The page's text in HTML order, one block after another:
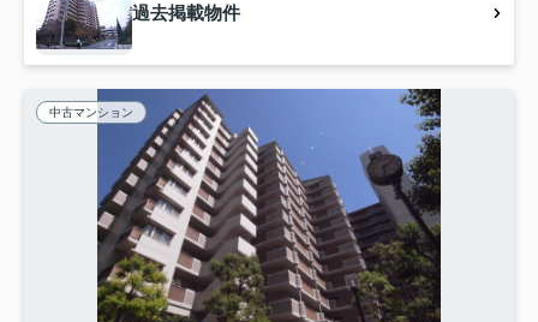
過去掲載物件
中古マンション